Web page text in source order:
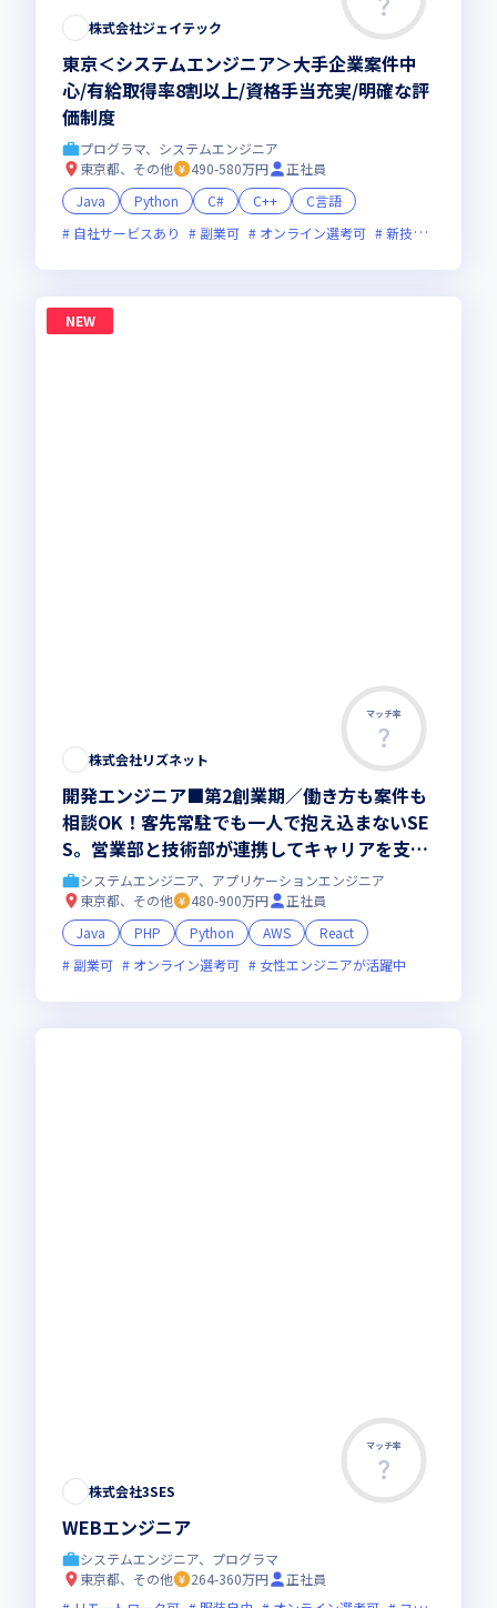
株式会社ジェイテック
東京＜システムエンジニア＞大手企業案件中
心/有給取得率8割以上/資格手当充実/明確な評
価制度
プログラマ、システムエンジニア
東京都、その他
490-580万円
正社員
Java
Python C# C++
C言語
自社サービスあり
副業可 オンライン選考可 新技術に積極的
NEW
マッチ率
株式会社リズネット
開発エンジニア■第2創業期／働き方も案件も
相談OK！客先常駐でも一人で抱え込まないSE
S。営業部と技術部が連携してキャリアを支
え、希望に合う案件で上流工程へも挑戦。202
8年売上10億円を目指す会社づくりにも関われ
る開発エンジニア
システムエンジニア、アプリケーションエンジニア
東京都、その他
480-900万円
正社員
Java
PHP Python AWS
React
副業可
オンライン選考可 女性エンジニアが活躍中
マッチ率
株式会社3SES
WEBエンジニア
システムエンジニア、プログラマ
東京都、その他
264-360万円
正社員